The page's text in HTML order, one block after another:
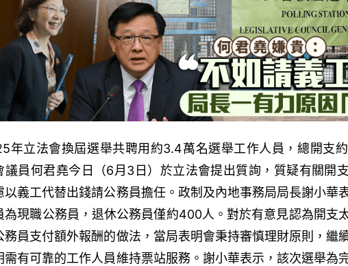
年立法會換屆選舉共聘用約3.4萬名選舉工作人員，總開支
議員何君堯今日（6月3日）於立法會提出質詢，質疑有關開
以義工代替出錢請公務員擔任。政制及內地事務局局長謝小華
為現職公務員，退休公務員僅約400人。對於有意見認為開支
務員支付額外報酬的做法，當局表明會秉持審慎理財原則，繼
需有可靠的工作人員維持票站服務。謝小華表示，該次選舉為